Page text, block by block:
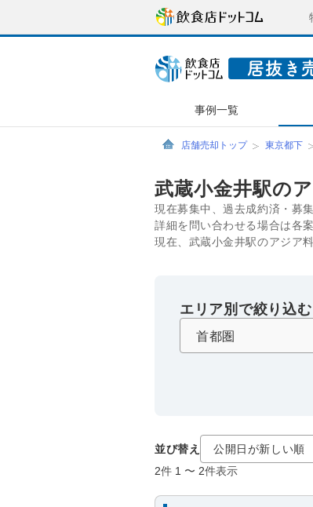
事例一覧
店舗売却トップ 東京都下
武蔵小金井駅の
現在募集中、過去成約済・募
詳細を問い合わせる場合は各
現在、武蔵小金井駅のアジア
エリア別で絞り込む
並び替え
2件 1 〜 2件表示